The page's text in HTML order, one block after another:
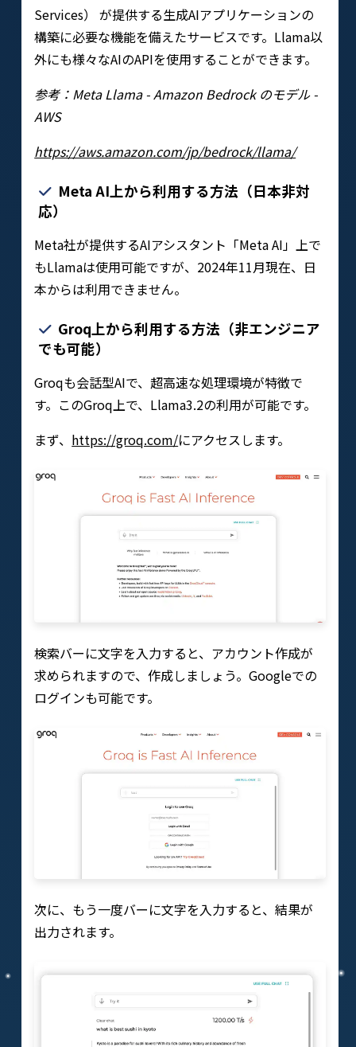
Services） が提供する生成AIアプリケーションの
構築に必要な機能を備えたサービスです。Llama以
外にも様々なAIのAPIを使用することができます。
参考：Meta Llama - Amazon Bedrock のモデル -
AWS
https://aws.amazon.com/jp/bedrock/llama/
Meta AI上から利用する方法（日本非対
応）
Meta社が提供するAIアシスタント「Meta AI」上で
もLlamaは使用可能ですが、2024年11月現在、日
本からは利用できません。
Groq上から利用する方法（非エンジニア
でも可能）
Groqも会話型AIで、超高速な処理環境が特徴で
す。このGroq上で、Llama3.2の利用が可能です。
まず、 https://groq.com/にアクセスします。
検索バーに文字を入力すると、アカウント作成が
求められますので、作成しましょう。Googleでの
ログインも可能です。
次に、もう一度バーに文字を入力すると、結果が
出力されます。